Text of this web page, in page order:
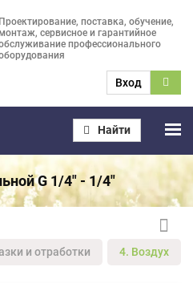
Проектирование, поставка, обучение,
монтаж, сервисное и гарантийное
профессионального
Вход
Найти
G 1/4" - 1/4"
и отработки 4. Воздух